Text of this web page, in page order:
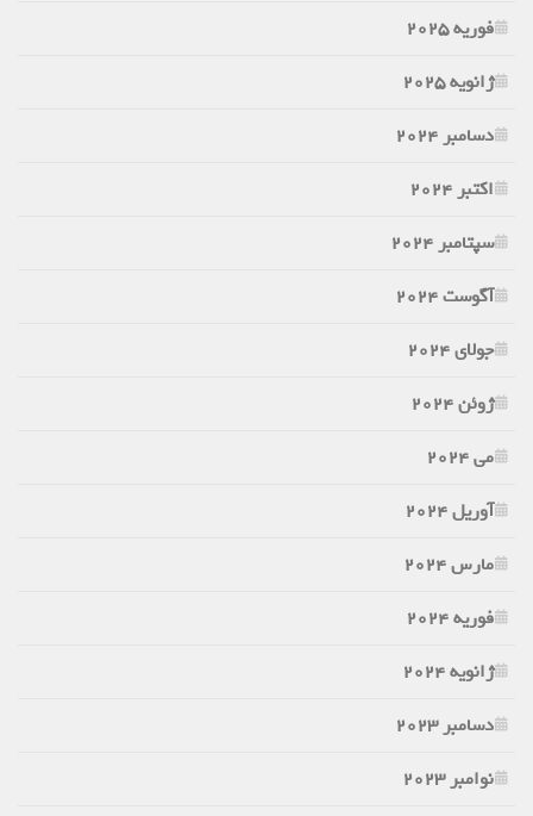
فوریه 2025
ژانویه 2025
دسامبر 2024
اکتبر 2024
سپتامبر 2024
آگوست 2024
جولای 2024
ژوئن 2024
می 2024
آوریل 2024
مارس 2024
فوریه 2024
ژانویه 2024
دسامبر 2023
نوامبر 2023